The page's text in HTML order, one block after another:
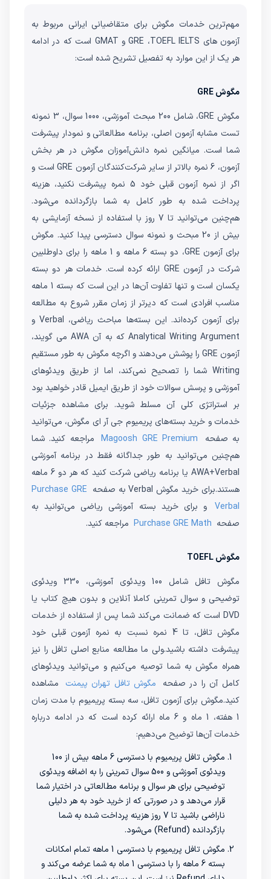
مهم‌ترین خدمات مگوش برای متقاضیانی ایرانی مربوط به
آزمون های GRE ،TOEFL IELTS و GMAT است که در ادامه
هر یک از این موارد به تفصیل تشریح شده است:
مگوش GRE
مگوش GRE، شامل 200 مبحث آموزشی، 1000 سوال، 3 نمونه
تست‌ مشابه آزمون اصلی، برنامه مطالعاتی و نمودار پیشرفت
شما است. میانگین نمره دانش‌آموزان مگوش در هر بخش
آزمون، 6 نمره بالاتر از سایر شرکت‌کنندگان آزمون GRE است و
اگر از نمره آزمون قبلی خود 5 نمره پیشرفت نکنید، هزینه
پرداخت شده به طور کامل به شما بازگردانده می‌شود.
هم‌چنین می‌توانید تا 7 روز با استفاده از نسخه آزمایشی به
بیش از 20 مبحث و نمونه سوال دسترسی پیدا کنید. مگوش
برای آزمون GRE، دو بسته 6 ماهه و 1 ماهه را برای داوطلبین
شرکت در آزمون GRE ارائه کرده است. خدمات هر دو بسته
یکسان است و تنها تفاوت آن‌ها در این است که بسته 1 ماهه
مناسب افرادی است که دیرتر از زمان مقرر شروع به مطالعه
برای آزمون کرده‌اند. این بسته‌ها مباحث ریاضی، Verbal و
Analytical Writing Argument که به آن AWA می گویند،
آزمون GRE را پوشش می‌دهند و اگرچه مگوش به طور مستقیم
Writing شما را تصحیح نمی‌کند، اما از طریق ویدئو‌های
آموزشی و پرسش سوالات خود از طریق ایمیل قادر خواهید بود
بر استراتژی کلی آن مسلط شوید. برای مشاهده جزئیات
خدمات و خرید بسته‌های پریمیوم جی آر ای مگوش، می‌توانید
به صفحه
Magoosh GRE Premium مراجعه کنید. شما
هم‌چنین می‌توانید به طور جداگانه فقط در برنامه آموزشی
AWA+Verbal یا برنامه ریاضی شرکت کنید که هر دو 6 ماهه
هستند.برای خرید مگوش Verbal به صفحه
Purchase GRE
Verbal
و برای خرید بسته آموزشی ریاضی می‌توانید به
صفحه Purchase GRE Math مراجعه کنید.
مگوش TOEFL
مگوش تافل شامل 100 ویدئوی آموزشی، 330 ویدئوی
توضیحی و سوال تمرینی کاملا آنلاین و بدون هیچ کتاب یا
DVD است که ضمانت می‌کند شما پس از استفاده از خدمات
مگوش تافل، تا 4 نمره نسبت به نمره آزمون قبلی خود
پیشرفت داشته باشید.ولی ما مطالعه منابع اصلی تافل را نیز
همراه مگوش به شما توصیه می‌کنیم و می‌توانید ویدئوهای
کامل آن را در صفحه
مگوش تافل تهران پیمنت
مشاهده
کنید.مگوش برای آزمون تافل، سه بسته پریمیوم با مدت زمان
1 هفته، 1 ماه و 6 ماه ارائه کرده است که در ادامه درباره
خدمات آن‌ها توضیح می‌دهیم:
مگوش تافل پریمیوم با دسترسی 6 ماهه بیش از 100
ویدئوی آموزشی و 500 سوال تمرینی را به اضافه ویدئوی
توضیحی برای هر سوال و برنامه مطالعاتی در اختیار شما
قرار می‌دهد و در صورتی که از خرید خود به هر دلیلی
ناراضی باشید تا 7 روز هزینه پرداخت شده به شما
بازگردانده (Refund) می‌شود.
مگوش تافل پریمیوم با دسترسی 1 ماهه تمام امکانات
بسته 6 ماهه را با دسترسی 1 ماه به شما عرضه می‌کند و